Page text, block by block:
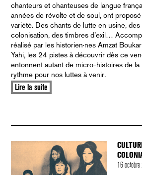
chanteurs et chanteuses de langue
années de révolte et de soul, ont
variété. Des chants de lutte en usine,
colonisation, des timbres d’exil…
réalisé par les historien·nes Amzat
Yahi, les 24 pistes à découvrir dès ce
entonnent autant de micro-histoires de la
rythme pour nos luttes à venir.
Lire la suite
16